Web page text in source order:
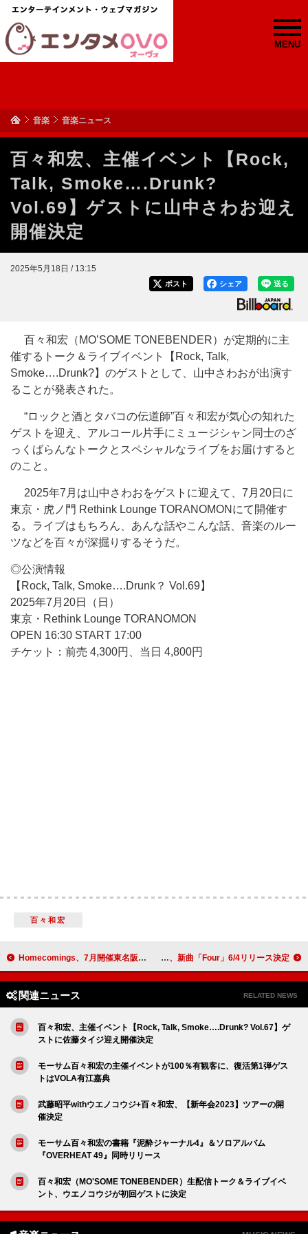
MENU
音楽 音楽ニュース
百々和宏、主催イベント【Rock,
Talk, Smoke….Drunk?
Vol.69】ゲストに山中さわお迎え
開催決定
2025年5月18日 / 13:15
送る
シェア
ポスト
百々和宏（MO’SOME TONEBENDER）が定期的に主
催するトーク＆ライブイベント【Rock, Talk,
Smoke….Drunk?】のゲストとして、山中さわおが出演す
ることが発表された。
“ロックと酒とタバコの伝道師”百々和宏が気心の知れた
ゲストを迎え、アルコール片手にミュージシャン同士のざ
っくばらんなトークとスペシャルなライブをお届けすると
のこと。
2025年7月は山中さわおをゲストに迎えて、7月20日に
東京・虎ノ門 Rethink Lounge TORANOMONにて開催す
る。ライブはもちろん、あんな話やこんな話、音楽のルー
ツなどを百々が深掘りするそうだ。
◎公演情報
【Rock, Talk, Smoke….Drunk？ Vol.69】
2025年7月20日（日）
東京・Rethink Lounge TORANOMON
OPEN 16:30 START 17:00
チケット：前売 4,300円、当日 4,800円
百々和宏
Homecomings、7月開催東名阪クアトロツアー共演ゲスト解禁 SHE’S、新曲「Four」6/4リリース決定
関連ニュース RELATED NEWS
百々和宏、主催イベント【Rock, Talk, Smoke….Drunk? Vol.67】ゲ
ストに佐藤タイジ迎え開催決定
モーサム百々和宏の主催イベントが100％有観客に、復活第1弾ゲス
トはVOLA有江嘉典
武藤昭平withウエノコウジ+百々和宏、【新年会2023】ツアーの開
催決定
モーサム百々和宏の書籍『泥酔ジャーナル4』＆ソロアルバム
『OVERHEAT 49』同時リリース
百々和宏（MO'SOME TONEBENDER）生配信トーク＆ライブイベ
ント、ウエノコウジが初回ゲストに決定